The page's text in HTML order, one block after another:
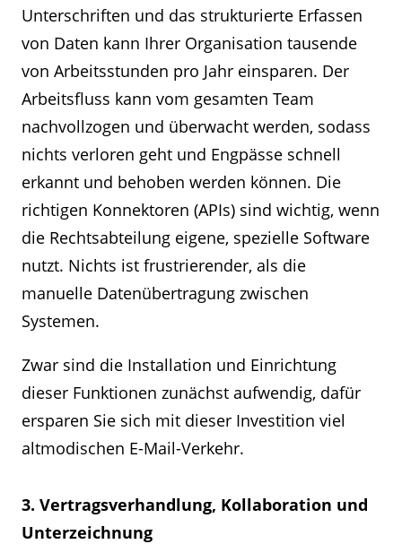
Unterschriften und das strukturierte Erfassen
von Daten kann Ihrer Organisation tausende
von Arbeitsstunden pro Jahr einsparen. Der
Arbeitsfluss kann vom gesamten Team
nachvollzogen und überwacht werden, sodass
nichts verloren geht und Engpässe schnell
erkannt und behoben werden können. Die
richtigen Konnektoren (APIs) sind wichtig, wenn
die Rechtsabteilung eigene, spezielle Software
nutzt. Nichts ist frustrierender, als die
manuelle Datenübertragung zwischen
Systemen.
Zwar sind die Installation und Einrichtung
dieser Funktionen zunächst aufwendig, dafür
ersparen Sie sich mit dieser Investition viel
altmodischen E-Mail-Verkehr.
3. Vertragsverhandlung, Kollaboration und
Unterzeichnung